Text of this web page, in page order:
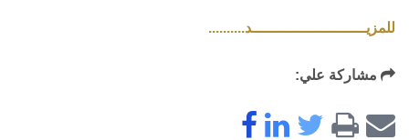
للمزيـــــــــــــــــــــــــد..........
مشاركة علي: